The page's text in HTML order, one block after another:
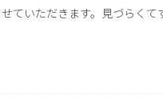
いただきます。見づらくて